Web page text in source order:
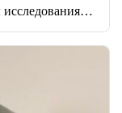
исследования…